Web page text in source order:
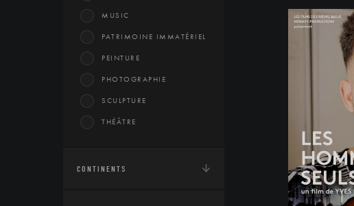
MUSIC
PATRIMOINE IMMATÉRIEL
PEINTURE
PHOTOGRAPHIE
SCULPTURE
THÉÂTRE
CONTINENTS